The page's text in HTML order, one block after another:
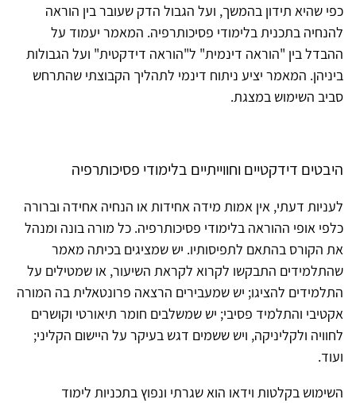
כפי שהיא תידון בהמשך, ועל הגבול הדק שעובר בין הוראה
להנחיה בתכנית בלימודי פסיכותרפיה. המאמר יעמוד על
ההבדל בין "הוראה דינמית" ל"הוראה דידקטית" ועל הגבולות
ביניהן. המאמר יציע ניתוח דינמי לתהליך הקבוצתי שהתרחש
סביב השימוש במצגת.
היבטים דידקטיים וחווייתיים בלימודי פסיכותרפיה
לעניות דעתי, אין אמות מידה אחידות או הנחיה אחידה וברורה
כלפי אופי ההוראה בלימודי פסיכותרפיה. כל מורה בונה ומנהל
את הקורס בהתאם לתפיסותיו. יש שמציגים בכיתה מאמר
שהתלמידים התבקשו לקרוא לקראת השיעור, או שמטילים על
התלמידים להציגו; יש שמעבירים הרצאה פרונטאלית בה המורה
אקטיבי והתלמיד פסיבי; יש שמשלבים חומר תיאורטי וקושרים
לחוויה ולקליניקה, ויש ששמים דגש בעיקר על היישום הקליני;
ועוד.
השימוש בקלטות וידאו הוא שגרתי ונפוץ בתכניות לימוד